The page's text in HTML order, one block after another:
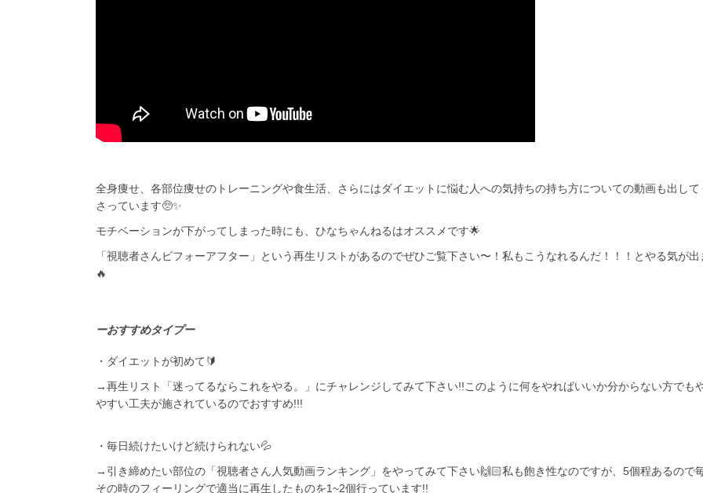
全身痩せ、各部位痩せのトレーニングや食生活、さらにはダイエットに悩む人への気持ちの持ち方についての動画も出して
さっています🥺✨
モチベーションが下がってしまった時にも、ひなちゃんねるはオススメです🌟
「視聴者さんビフォーアフター」という再生リストがあるのでぜひご覧下さい〜！私もこうなれるんだ！！！とやる気が出
🔥
ーおすすめタイプー
・ダイエットが初めて🔰
→再生リスト「迷ってるならこれをやる。」にチャレンジしてみて下さい!!このように何をやればいいか分からない方でも
やすい工夫が施されているのでおすすめ!!!
・毎日続けたいけど続けられない💦
→引き締めたい部位の「視聴者さん人気動画ランキング」をやってみて下さい🙌🏻私も飽き性なのですが、5個程あるので
その時のフィーリングで適当に再生したものを1~2個行っています!!